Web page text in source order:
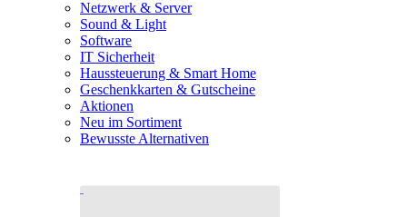
Netzwerk & Server
Sound & Light
Software
IT Sicherheit
Haussteuerung & Smart Home
Geschenkkarten & Gutscheine
Aktionen
Neu im Sortiment
Bewusste Alternativen